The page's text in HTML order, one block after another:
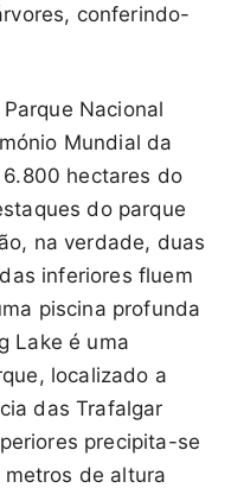
conferindo-
Nacional
Mundial da
6.800 hectares do
do parque
na verdade, duas
inferiores fluem
piscina profunda
Lake é uma
localizado a
das Trafalgar
precipita-se
de altura